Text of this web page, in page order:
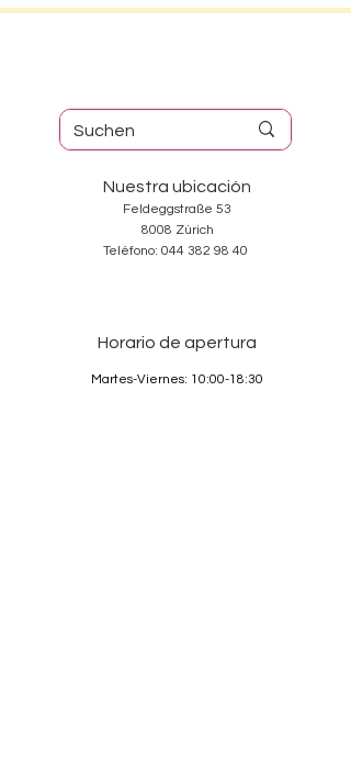
Nuestra ubicación
Feldeggstraße 53
8008 Zúrich
Teléfono: 044 382 98 40
Horario de apertura
Martes-Viernes: 10:00-18:30